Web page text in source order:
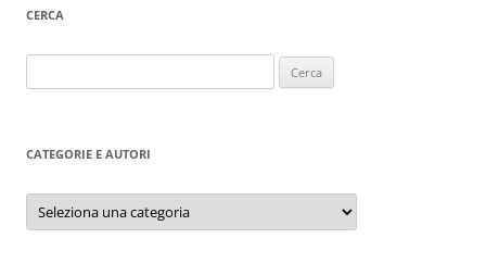
CERCA
per:
CATEGORIE E AUTORI
Categorie
autori